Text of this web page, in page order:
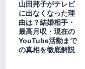
山田邦子がテレビ
に出なくなった理
由は？結婚相手・
最高月収・現在の
YouTube活動まで
の真相を徹底解説